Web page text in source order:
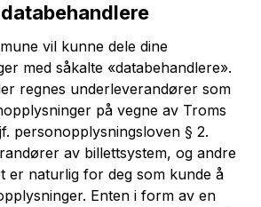
vil kunne dele dine
med såkalte «databehandlere».
regnes underleverandører som
på vegne av Troms
personopplysningsloven § 2.
av billettsystem, og andre
er naturlig for deg som kunde å
Enten i form av en